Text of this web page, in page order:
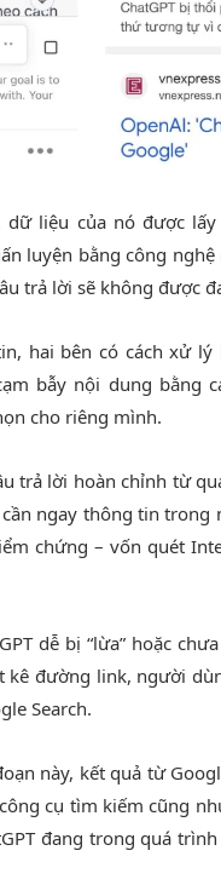
dữ liệu của nó được
luyện bằng công
trả lời sẽ không được
hai bên có cách xử
bẫy nội dung bằng
cho riêng mình.
trả lời hoàn chỉnh từ
ngay thông tin trong
chứng – vốn quét
dễ bị “lừa” hoặc
kê đường link, người
Search.
này, kết quả từ
cụ tìm kiếm cũng
đang trong quá